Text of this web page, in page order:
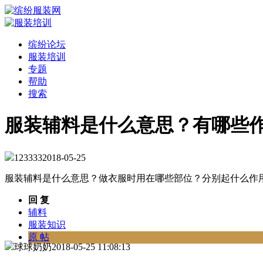
缤纷论坛
服装培训
专题
帮助
搜索
服装辅料是什么意思？有哪些
1233332018-05-25
服装辅料是什么意思？做衣服时用在哪些部位？分别起什么作
回 复
辅料
服装知识
原 帖
球球奶奶2018-05-25 11:08:13